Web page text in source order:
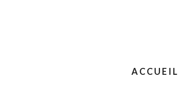
ACCUEIL